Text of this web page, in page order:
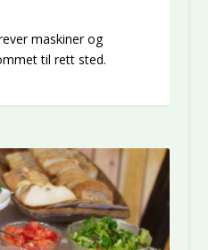
maskiner og
til rett sted.